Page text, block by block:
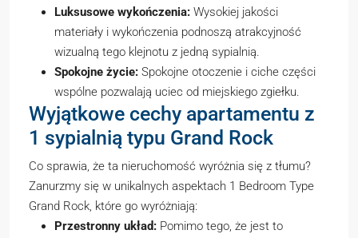
Luksusowe wykończenia: Wysokiej jakości
materiały i wykończenia podnoszą atrakcyjność
wizualną tego klejnotu z jedną sypialnią.
Spokojne życie: Spokojne otoczenie i ciche części
wspólne pozwalają uciec od miejskiego zgiełku.
Wyjątkowe cechy apartamentu z
1 sypialnią typu Grand Rock
Co sprawia, że ta nieruchomość wyróżnia się z tłumu?
Zanurzmy się w unikalnych aspektach 1 Bedroom Type
Grand Rock, które go wyróżniają:
Przestronny układ: Pomimo tego, że jest to